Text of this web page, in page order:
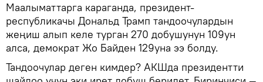
Маалыматтарга караганда, президент-
республикачы Дональд Трамп тандоочулардын
жеңиш алып келе турган 270 добушунун 109ун
алса, демократ Жо Байден 129уна ээ болду.
Тандоочулар деген кимдер? АКШда президентти